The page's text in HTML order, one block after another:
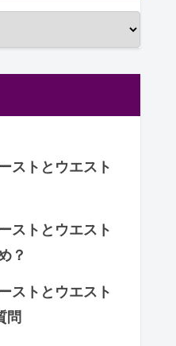
ストとウエスト
ストとウエスト
？
ストとウエスト
問